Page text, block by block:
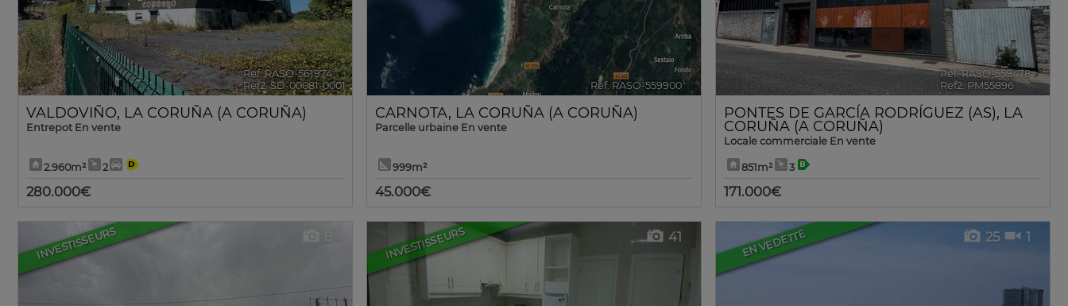
Ref. RASO-561974 🔗
Ref2. SD-00081-0001
VALDOVIÑO, LA CORUÑA (A CORUÑA)
Entrepot En vente
2.960m² 2
280.000€
Ref. RASO-559900 🔗
CARNOTA, LA CORUÑA (A CORUÑA)
Parcelle urbaine En vente
999m²
45.000€
Ref. RASO-559478 🔗
Ref2. PM55896
PONTES DE GARCÍA RODRÍGUEZ (AS), LA
CORUÑA (A CORUÑA)
Locale commerciale En vente
851m² 3
171.000€
INVESTISSEURS 8 INVESTISSEURS 41 EN VEDETTE 25 1